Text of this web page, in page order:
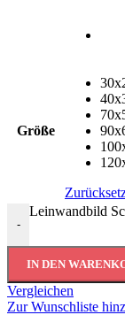
Größe
-
Leinwandbild
IN DEN
Vergleichen
Zur Wunschliste